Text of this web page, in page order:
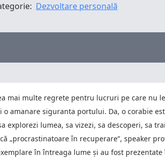
Dezvoltare personală
mai multe regrete pentru lucruri pe care nu
amanare siguranta portului. Da, o corabie
explorezi lumea, sa vizezi, sa descoperi, sa
„procrastinatoare în recuperare”, speaker
în întreaga lume și au fost